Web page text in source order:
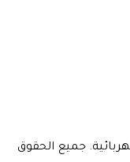
جميع الحقوق